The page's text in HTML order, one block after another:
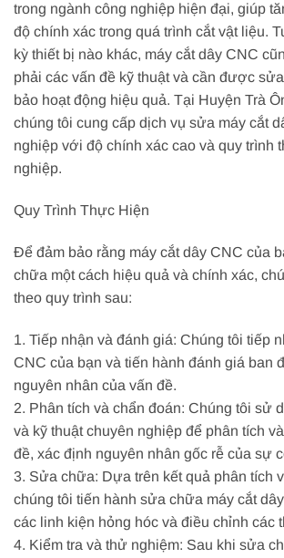
trong ngành công nghiệp hiện đại, giúp
độ chính xác trong quá trình cắt vật liệu.
kỳ thiết bị nào khác, máy cắt dây CNC
phải các vấn đề kỹ thuật và cần được
bảo hoạt động hiệu quả. Tại Huyện Trà
chúng tôi cung cấp dịch vụ sửa máy cắt
nghiệp với độ chính xác cao và quy trình
nghiệp.
Quy Trình Thực Hiện
Để đảm bảo rằng máy cắt dây CNC của
chữa một cách hiệu quả và chính xác,
theo quy trình sau:
1. Tiếp nhận và đánh giá: Chúng tôi tiếp
CNC của bạn và tiến hành đánh giá ban
nguyên nhân của vấn đề.
2. Phân tích và chẩn đoán: Chúng tôi sử
và kỹ thuật chuyên nghiệp để phân tích
đề, xác định nguyên nhân gốc rễ của sự
3. Sửa chữa: Dựa trên kết quả phân tích
chúng tôi tiến hành sửa chữa máy cắt
các linh kiện hỏng hóc và điều chỉnh các
4. Kiểm tra và thử nghiệm: Sau khi sửa